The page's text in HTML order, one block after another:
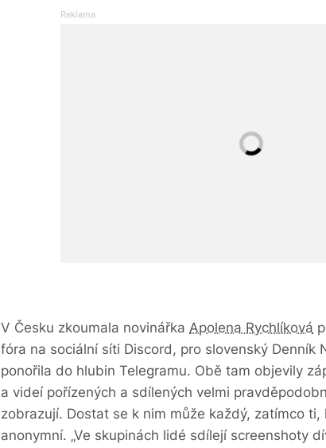
V Česku zkoumala novinářka Apolena Rychlíková
fóra na sociální síti Discord, pro slovenský Denník
ponořila do hlubin Telegramu. Obě tam objevily
a videí pořízených a sdílených velmi
zobrazují. Dostat se k nim může každý, zatímco
anonymní. „Ve skupinách lidé sdílejí screenshoty